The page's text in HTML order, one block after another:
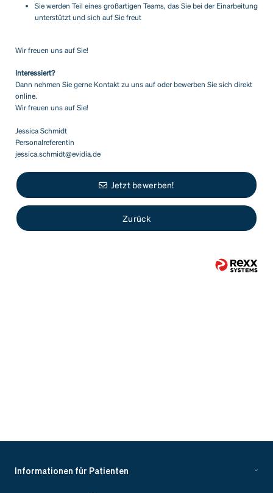
Sie werden Teil eines großartigen Teams, das Sie bei der Einarbeitung
unterstützt und sich auf Sie freut
Wir freuen uns auf Sie!
Interessiert?
Dann nehmen Sie gerne Kontakt zu uns auf oder bewerben Sie sich direkt
online.
Wir freuen uns auf Sie!
Jessica Schmidt
Personalreferentin
jessica.schmidt@evidia.de
Zurück
Jetzt bewerben!
Informationen für Patienten